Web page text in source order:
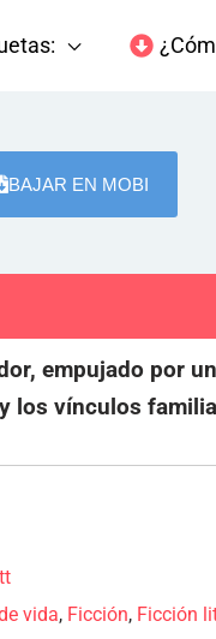
BAJAR EN MOBI
empujado por
los vínculos
vida, Ficción, Ficción